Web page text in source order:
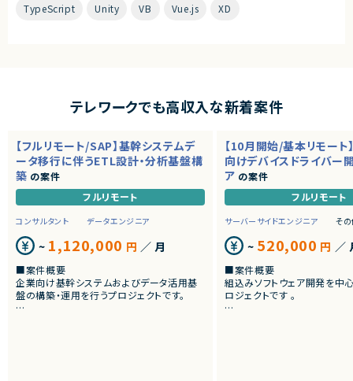
TypeScript Unity VB Vue.js XD
テレワークでも高収入な新着案件
【フルリモート/SAP】基幹システムデ
ータ移行に伴うETL設計・分析基盤構
築 の案件
フルリモート
コンサルタント データエンジニア
~ 1,120,000 円 ／ 月
■案件概要
企業向け基幹システムおよびデータ活用基
盤の構築・運用を行うプロジェクトです。
【10月開始/基本リモート
向けデバイスドライバー
ア の案件
フルリモート
サーバーサイドエンジニア そ
~ 520,000 円 ／
■案件概要
組込みソフトウェア開発を中
ロジェクトです 。